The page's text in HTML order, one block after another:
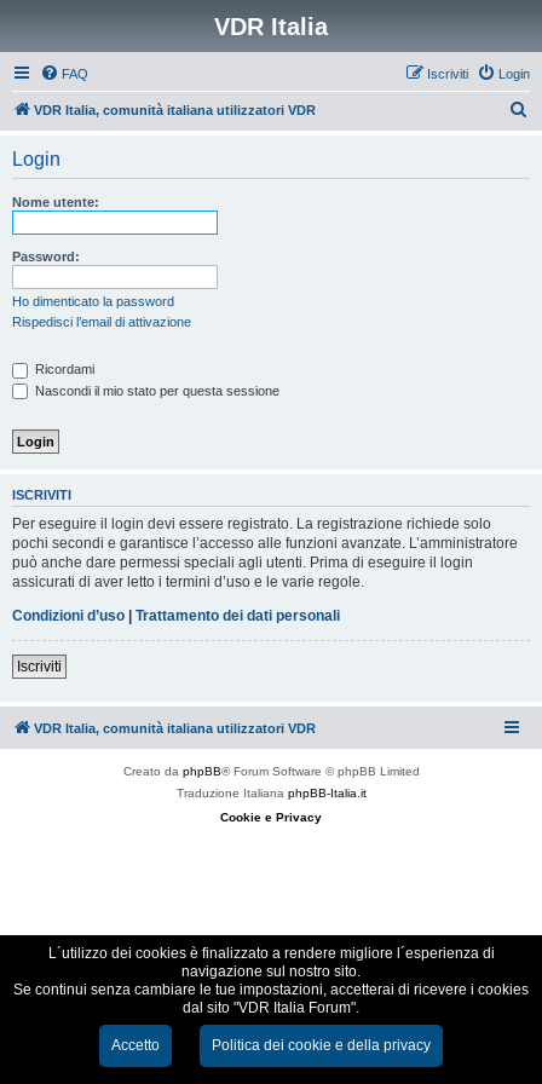
VDR Italia
FAQ Login
Iscriviti
VDR Italia, comunità italiana utilizzatori VDR
Login
Nome utente:
Password:
Ho dimenticato la password
Rispedisci l’email di attivazione
Ricordami
Nascondi il mio stato per questa sessione
ISCRIVITI
Per eseguire il login devi essere registrato. La registrazione richiede solo
pochi secondi e garantisce l’accesso alle funzioni avanzate. L’amministratore
può anche dare permessi speciali agli utenti. Prima di eseguire il login
assicurati di aver letto i termini d’uso e le varie regole.
Condizioni d’uso | Trattamento dei dati personali
Iscriviti
VDR Italia, comunità italiana utilizzatori VDR
Creato da phpBB® Forum Software © phpBB Limited
Traduzione Italiana phpBB-Italia.it
Cookie e Privacy
L´utilizzo dei cookies è finalizzato a rendere migliore l´esperienza di
navigazione sul nostro sito.
Se continui senza cambiare le tue impostazioni, accetterai di ricevere i cookies
dal sito "VDR Italia Forum".
Accetto Politica dei cookie e della privacy